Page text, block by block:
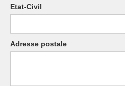
Etat-Civil
Adresse postale